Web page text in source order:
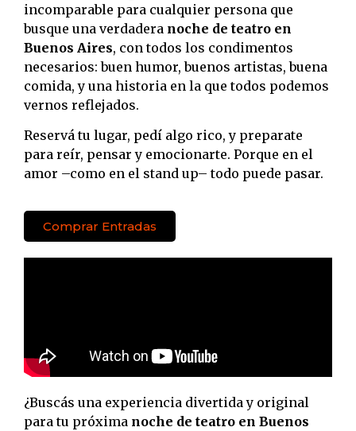
incomparable para cualquier persona que
busque una verdadera noche de teatro en
Buenos Aires, con todos los condimentos
necesarios: buen humor, buenos artistas, buena
comida, y una historia en la que todos podemos
vernos reflejados.
Reservá tu lugar, pedí algo rico, y preparate
para reír, pensar y emocionarte. Porque en el
amor –como en el stand up– todo puede pasar.
Comprar Entradas
¿Buscás una experiencia divertida y original
para tu próxima noche de teatro en Buenos